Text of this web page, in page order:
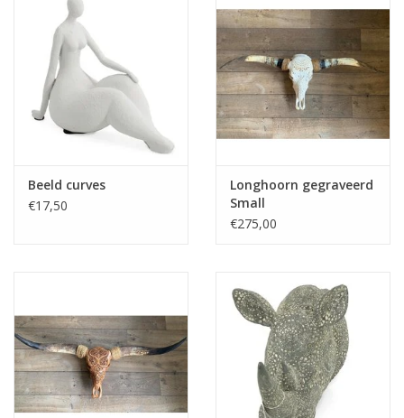
Beeld curves
€17,50
Longhoorn gegraveerd
Small
€275,00